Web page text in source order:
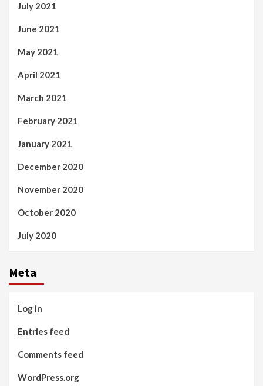
July 2021
June 2021
May 2021
April 2021
March 2021
February 2021
January 2021
December 2020
November 2020
October 2020
July 2020
Meta
Log in
Entries feed
Comments feed
WordPress.org